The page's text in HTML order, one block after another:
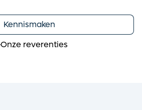
Kennismaken
Onze reverenties